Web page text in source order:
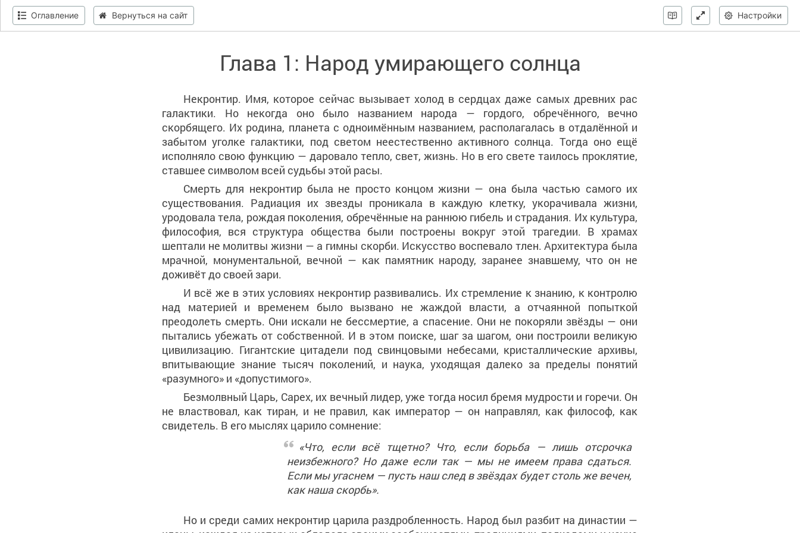
Оглавление Вернуться на сайт Настройки
Глава 1: Народ умирающего солнца
Некронтир. Имя, которое сейчас вызывает холод в сердцах даже самых древних рас
галактики. Но некогда оно было названием народа — гордого, обречённого, вечно
скорбящего. Их родина, планета с одноимённым названием, располагалась в отдалённой и
забытом уголке галактики, под светом неестественно активного солнца. Тогда оно ещё
исполняло свою функцию — даровало тепло, свет, жизнь. Но в его свете таилось проклятие,
ставшее символом всей судьбы этой расы.
Смерть для некронтир была не просто концом жизни — она была частью самого их
существования. Радиация их звезды проникала в каждую клетку, укорачивала жизни,
уродовала тела, рождая поколения, обречённые на раннюю гибель и страдания. Их культура,
философия, вся структура общества были построены вокруг этой трагедии. В храмах
шептали не молитвы жизни — а гимны скорби. Искусство воспевало тлен. Архитектура была
мрачной, монументальной, вечной — как памятник народу, заранее знавшему, что он не
доживёт до своей зари.
И всё же в этих условиях некронтир развивались. Их стремление к знанию, к контролю
над материей и временем было вызвано не жаждой власти, а отчаянной попыткой
преодолеть смерть. Они искали не бессмертие, а спасение. Они не покоряли звёзды — они
пытались убежать от собственной. И в этом поиске, шаг за шагом, они построили великую
цивилизацию. Гигантские цитадели под свинцовыми небесами, кристаллические архивы,
впитывающие знание тысяч поколений, и наука, уходящая далеко за пределы понятий
«разумного» и «допустимого».
Безмолвный Царь, Сарех, их вечный лидер, уже тогда носил бремя мудрости и горечи. Он
не властвовал, как тиран, и не правил, как император — он направлял, как философ, как
свидетель. В его мыслях царило сомнение:
«Что, если всё тщетно? Что, если борьба — лишь отсрочка
неизбежного? Но даже если так — мы не имеем права сдаться.
Если мы угаснем — пусть наш след в звёздах будет столь же вечен,
как наша скорбь».
Но и среди самих некронтир царила раздробленность. Народ был разбит на династии —